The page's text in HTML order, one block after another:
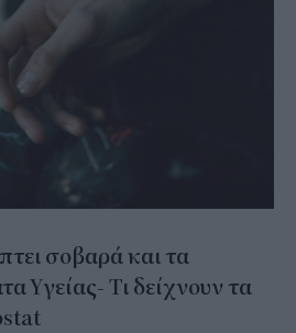
σοβαρά και τα
Υγείας- Τι δείχνουν τα